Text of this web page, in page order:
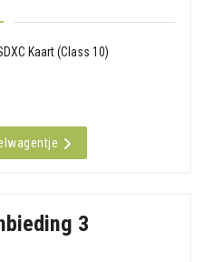
Kaart (Class 10)
3